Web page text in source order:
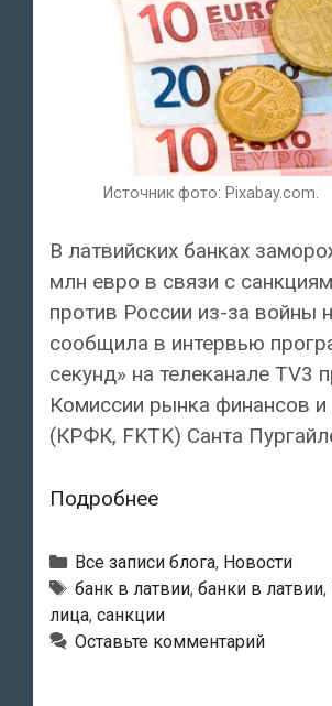
Источник фото: Pixabay.com.
В латвийских банках
млн евро в связи с
против России из-за войны
сообщила в интервью
секунд» на телеканале TV3
Комиссии рынка финансов и
(КРФК, FKTK) Санта
ПодробнееВ
в
связи
с
санкциями
Рубрики
Все записи блога, Новости
Тэги
банк в латвии, банки в латвии,
лица, санкции
Оставьте комментарий